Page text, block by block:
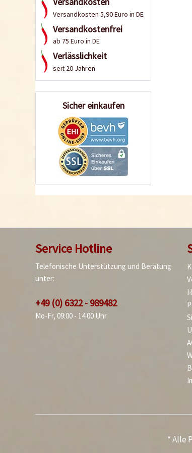
Versandkosten 5,90 Euro in DE
Versandkostenfrei
ab 75 Euro in DE
Verlässlichkeit
seit 20 Jahren
Sicher einkaufen
Service Hotline
Telefonische Unterstützung und Beratung
unter:
+49 (0) 6322 - 989482
Mo-Fr, 09:00 - 14:00 Uhr
* Alle